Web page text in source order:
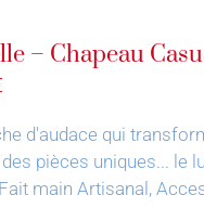
– Chapeau
d'audace qui
pièces uniques... le
main Artisanal,